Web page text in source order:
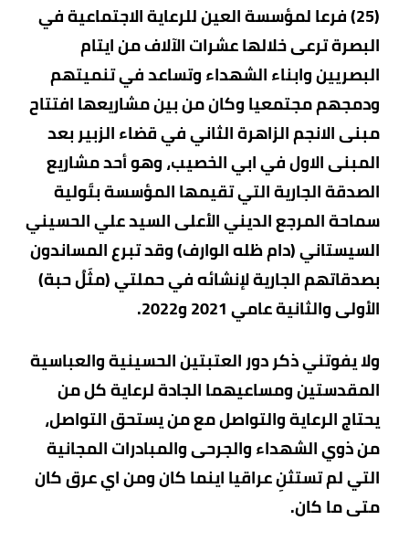
(25) فرعا لمؤسسة العين للرعاية الاجتماعية في
البصرة ترعى خلالها عشرات الآلاف من ايتام
البصريين وابناء الشهداء وتساعد في تنميتهم
ودمجهم مجتمعيا وكان من بين مشاريعها افتتاح
مبنى الانجم الزاهرة الثاني في قضاء الزبير بعد
المبنى الاول في ابي الخصيب، وهو أحد مشاريع
الصدقة الجارية التي تقيمها المؤسسة بتَولية
سماحة المرجع الديني الأعلى السيد علي الحسيني
السيستاني (دام ظله الوارف) وقد تبرع المساندون
بصدقاتهم الجارية لإنشائه في حملتي (مثَلُ حبة)
الأولى والثانية عامي 2021 و2022.
ولا يفوتني ذكر دور العتبتين الحسينية والعباسية
المقدستين ومساعيهما الجادة لرعاية كل من
يحتاج الرعاية والتواصل مع من يستحق التواصل،
من ذوي الشهداء والجرحى والمبادرات المجانية
التي لم تستثنِ عراقيا اينما كان ومن اي عرق كان
متى ما كان.